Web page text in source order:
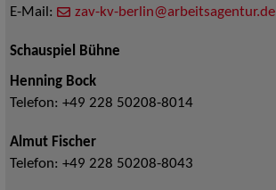
E-Mail:
zav-kv-berlin@arbeitsagentur.de
Schauspiel Bühne
Henning Bock
Telefon: +49 228 50208-8014
Almut Fischer
Telefon: +49 228 50208-8043